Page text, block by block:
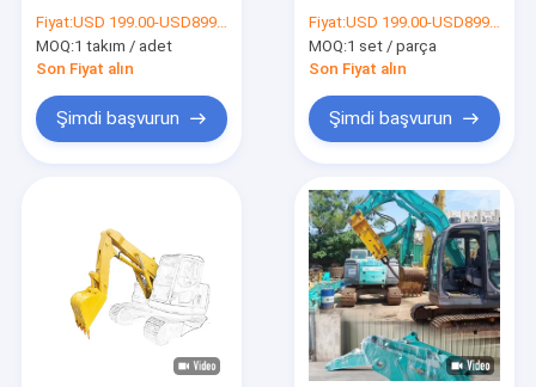
Kolu
Fiyat:USD 199.00-USD8999.00
MOQ:1 takım / adet
Son Fiyat alın
Şimdi başvurun
Tünel Bom Kolu
Fiyat:USD 199.00-USD8999.00
MOQ:1 set / parça
Son Fiyat alın
Şimdi başvurun